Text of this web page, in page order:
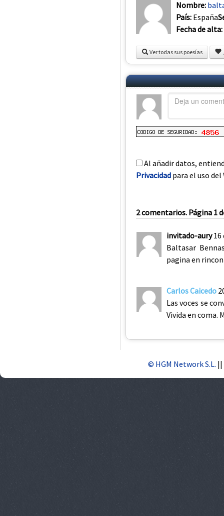
Nombre:
País: España
Fecha de alta:
Ver todas sus poesías
Al añadir datos,
Privacidad para el uso del
2 comentarios. Página 1
invitado-aury 16
Baltasar
pagina en
Carlos Caicedo
Las voces se
Vivida en coma.
© HGM Network S.L. ||